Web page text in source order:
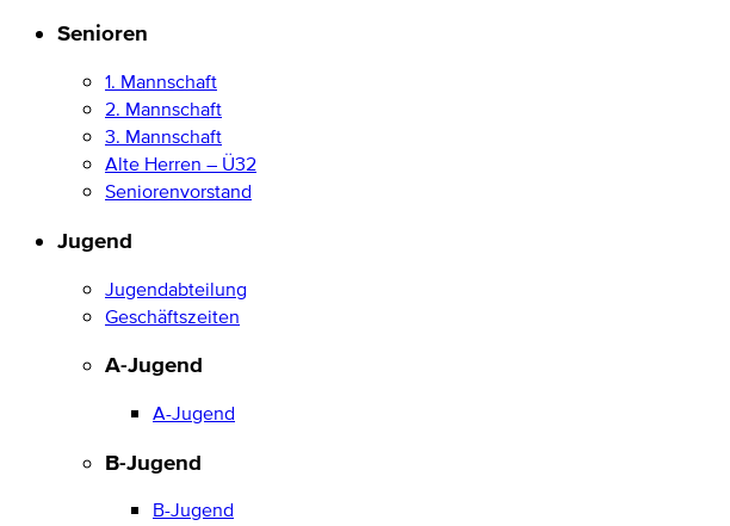
Senioren
1. Mannschaft
2. Mannschaft
3. Mannschaft
Alte Herren – Ü32
Seniorenvorstand
Jugend
Jugendabteilung
Geschäftszeiten
A-Jugend
A-Jugend
B-Jugend
B-Jugend